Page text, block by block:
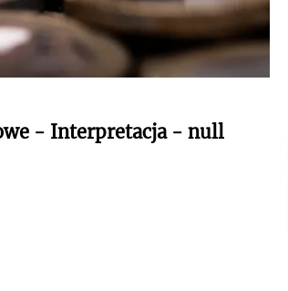
- Interpretacja - null